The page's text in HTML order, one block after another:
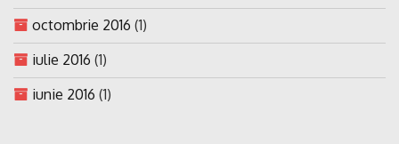
octombrie 2016 (1)
iulie 2016 (1)
iunie 2016 (1)